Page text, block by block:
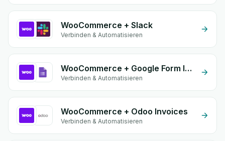
WooCommerce + Slack
Verbinden & Automatisieren
WooCommerce + Google Form Integration
Verbinden & Automatisieren
WooCommerce + Odoo Invoices
Verbinden & Automatisieren